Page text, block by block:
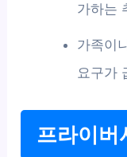
가하는
가족이
요구가
프라이버